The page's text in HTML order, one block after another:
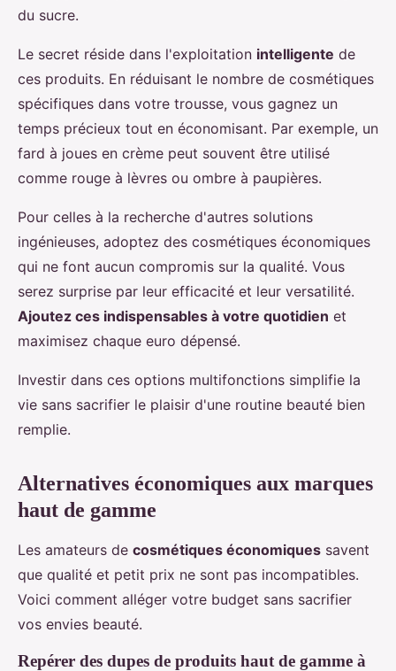
du sucre.
Le secret réside dans l'exploitation intelligente de
ces produits. En réduisant le nombre de cosmétiques
spécifiques dans votre trousse, vous gagnez un
temps précieux tout en économisant. Par exemple, un
fard à joues en crème peut souvent être utilisé
comme rouge à lèvres ou ombre à paupières.
Pour celles à la recherche d'autres solutions
ingénieuses, adoptez des cosmétiques économiques
qui ne font aucun compromis sur la qualité. Vous
serez surprise par leur efficacité et leur versatilité.
Ajoutez ces indispensables à votre quotidien et
maximisez chaque euro dépensé.
Investir dans ces options multifonctions simplifie la
vie sans sacrifier le plaisir d'une routine beauté bien
remplie.
Alternatives économiques aux marques
haut de gamme
Les amateurs de cosmétiques économiques savent
que qualité et petit prix ne sont pas incompatibles.
Voici comment alléger votre budget sans sacrifier
vos envies beauté.
Repérer des dupes de produits haut de gamme à